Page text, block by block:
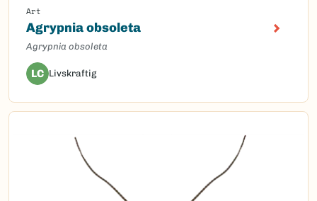
Art
Agrypnia obsoleta
Agrypnia obsoleta
LC Livskraftig